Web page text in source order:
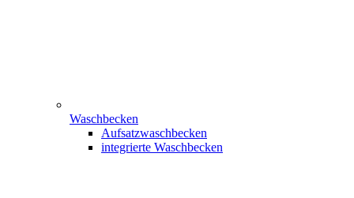
Waschbecken
Aufsatzwaschbecken
integrierte Waschbecken